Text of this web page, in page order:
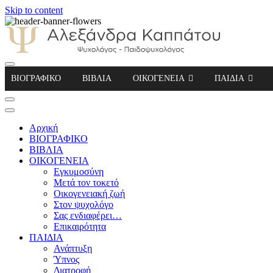
Skip to content
Αλεξάνδρα Καππάτου Ψυχολόγος –
ΒΙΟΓΡΑΦΙΚΟ ΒΙΒΛΙΑ ΟΙΚΟΓΕΝΕΙΑ ΠΑΙΔΙΑ
Αρχική
ΒΙΟΓΡΑΦΙΚΟ
ΒΙΒΛΙΑ
ΟΙΚΟΓΕΝΕΙΑ
Εγκυμοσύνη
Μετά τον τοκετό
Οικογενειακή ζωή
Στον ψυχολόγο
Σας ενδιαφέρει…
Επικαιρότητα
ΠΑΙΔΙΑ
Ανάπτυξη
Ύπνος
Διατροφή